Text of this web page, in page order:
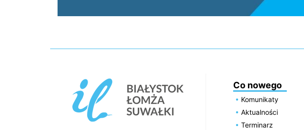
Co nowego
Komunikaty
Aktualności
Terminarz